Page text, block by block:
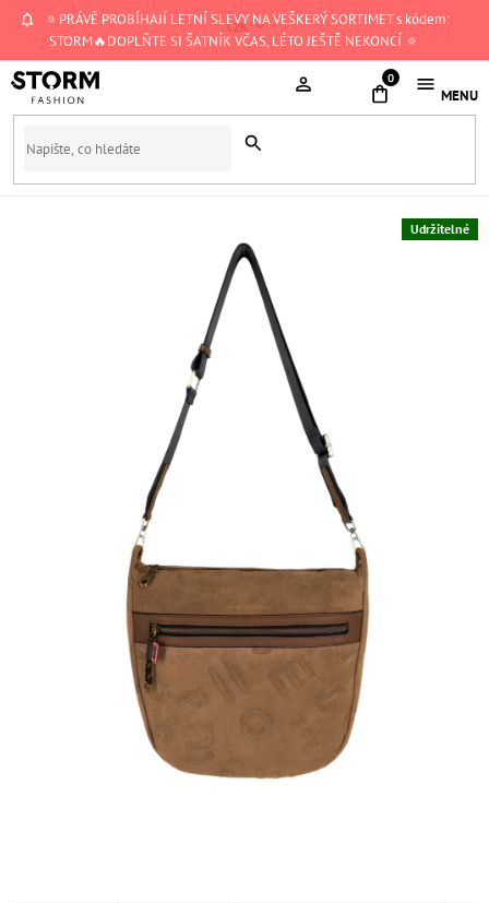
Přejít
🔅PRÁVĚ PROBÍHAJÍ LETNÍ SLEVY NA VEŠKERÝ SORTIMET s kódem:
STORM🔥DOPLŇTE SI ŠATNÍK VČAS, LÉTO JEŠTĚ NEKONCÍ 🔅
CZK
NÁKUPNÍ
Udržitelné